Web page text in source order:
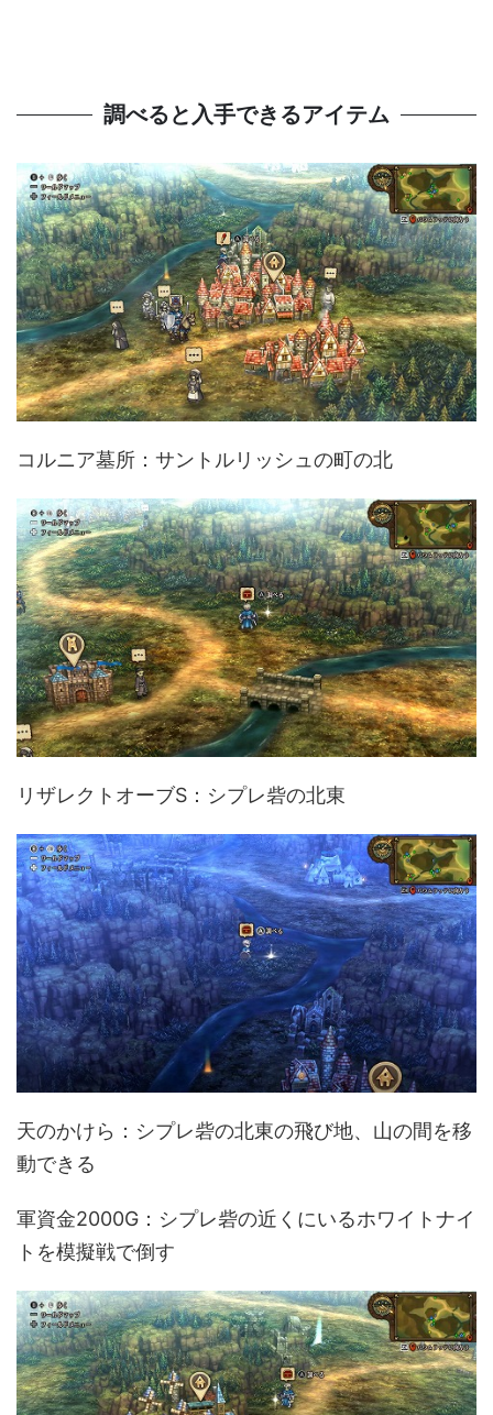
調べると入手できるアイテム
コルニア墓所：サントルリッシュの町の北
リザレクトオーブS：シプレ砦の北東
天のかけら：シプレ砦の北東の飛び地、山の間を移
動できる
軍資金2000G：シプレ砦の近くにいるホワイトナイ
トを模擬戦で倒す